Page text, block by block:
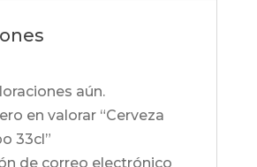
aún.
en valorar “Cerveza
33cl”
de correo electrónico